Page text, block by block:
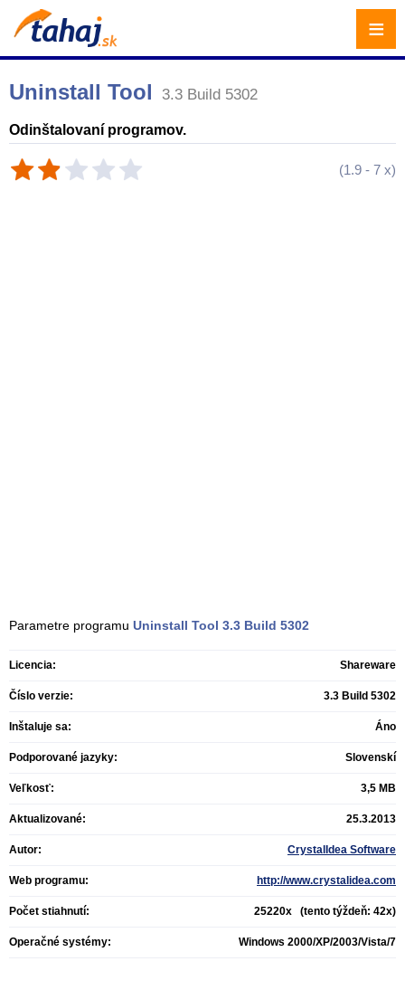
Uninstall Tool 3.3 Build 5302
Odinštalovaní programov.
(1.9 - 7 x)
Parametre programu Uninstall Tool 3.3 Build 5302
Licencia: Shareware
Číslo verzie: 3.3 Build 5302
Inštaluje sa: Áno
Podporované jazyky: Slovenskí
Veľkosť: 3,5 MB
Aktualizované: 25.3.2013
Autor: CrystalIdea Software
Web programu: http://www.crystalidea.com
Počet stiahnutí: 25220x (tento týždeň: 42x)
Operačné systémy: Windows 2000/XP/2003/Vista/7
≡